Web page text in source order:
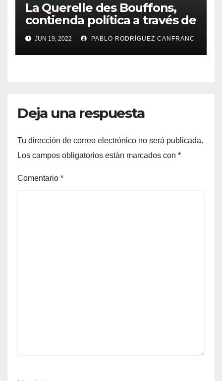
La Querelle des Bouffons,
contienda política a través de
la ópera
JUN 19, 2022 PABLO RODRÍGUEZ CANFRANC
Deja una respuesta
Tu dirección de correo electrónico no será publicada.
Los campos obligatorios están marcados con *
Comentario *